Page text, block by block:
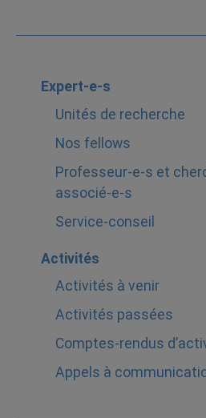
Expert-e-s
Unités de recherche
Nos fellows
Professeur-e-s et
associé-e-s
Service-conseil
Activités
Activités à venir
Activités passées
Comptes-rendus
Appels à